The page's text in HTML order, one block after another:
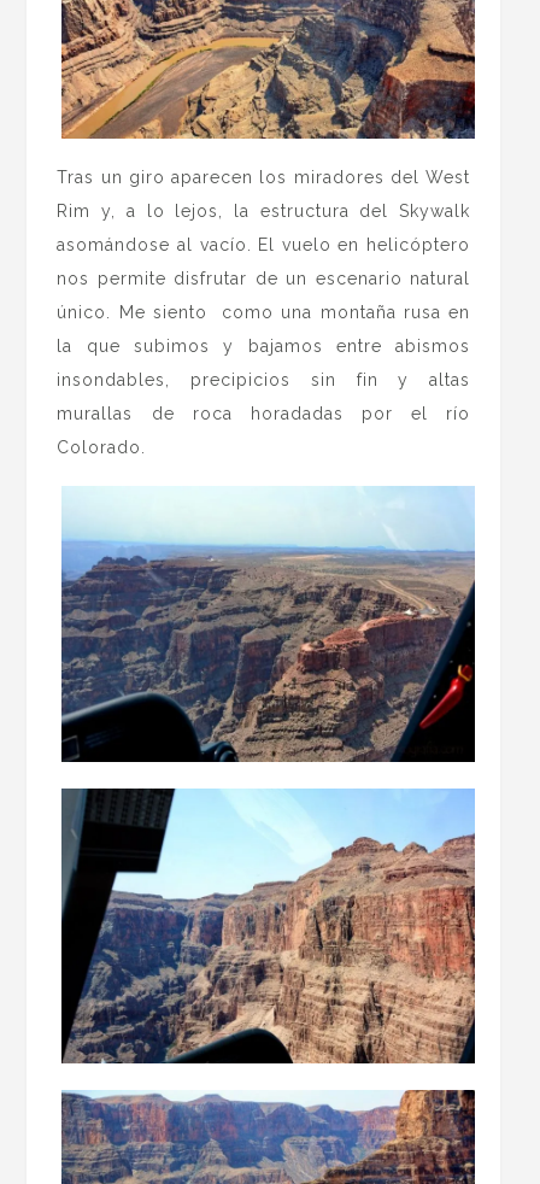
Tras un giro aparecen los miradores del West
Rim y, a lo lejos, la estructura del Skywalk
asomándose al vacío. El vuelo en helicóptero
nos permite disfrutar de un escenario natural
único. Me siento como una montaña rusa en
la que subimos y bajamos entre abismos
insondables, precipicios sin fin y altas
murallas de roca horadadas por el río
Colorado.